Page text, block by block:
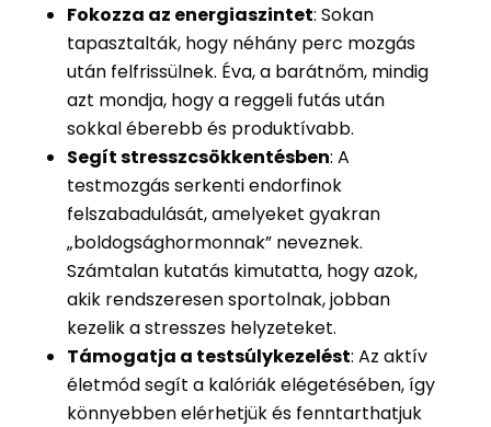
Fokozza az energiaszintet: Sokan
tapasztalták, hogy néhány perc mozgás
után felfrissülnek. Éva, a barátnőm, mindig
azt mondja, hogy a reggeli futás után
sokkal éberebb és produktívabb.
Segít stresszcsökkentésben: A
testmozgás serkenti endorfinok
felszabadulását, amelyeket gyakran
„boldogsághormonnak” neveznek.
Számtalan kutatás kimutatta, hogy azok,
akik rendszeresen sportolnak, jobban
kezelik a stresszes helyzeteket.
Támogatja a testsúlykezelést: Az aktív
életmód segít a kalóriák elégetésében, így
könnyebben elérhetjük és fenntarthatjuk